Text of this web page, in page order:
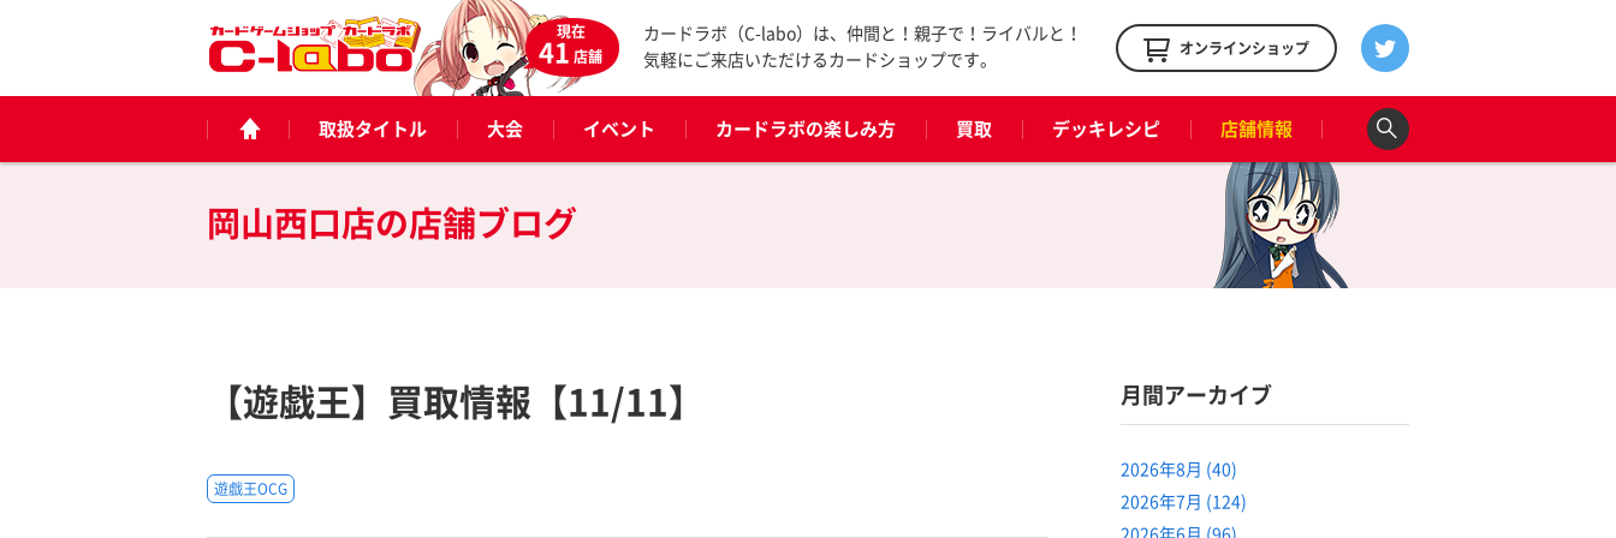
現在
41店舗
カードラボ（C-labo）は、仲間と！親子で！ライバルと！
気軽にご来店いただけるカードショップです。
オンラインショップ
取扱タイトル 大会 イベント カードラボの楽しみ方 買取 デッキレシピ 店舗情報
岡山西口店の店舗ブログ
【遊戯王】買取情報【11/11】
遊戯王OCG
月間アーカイブ
2026年8月 (40)
2026年7月 (124)
2026年6月 (96)